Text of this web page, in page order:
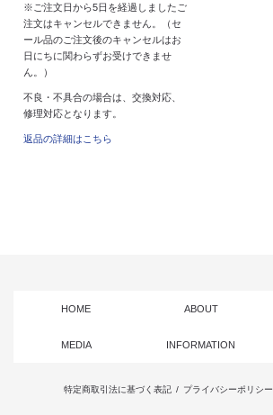
※ご注文日から5日を経過しましたご
注文はキャンセルできません。（セ
ール品のご注文後のキャンセルはお
日にちに関わらずお受けできませ
ん。）
不良・不具合の場合は、交換対応、
修理対応となります。
返品の詳細はこちら
HOME ABOUT
MEDIA INFORMATION
特定商取引法に基づく表記 / プライバシーポリシー